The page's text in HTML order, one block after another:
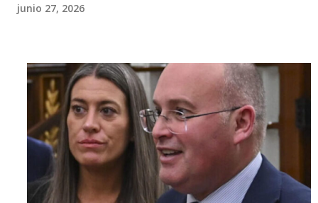
junio 27, 2026